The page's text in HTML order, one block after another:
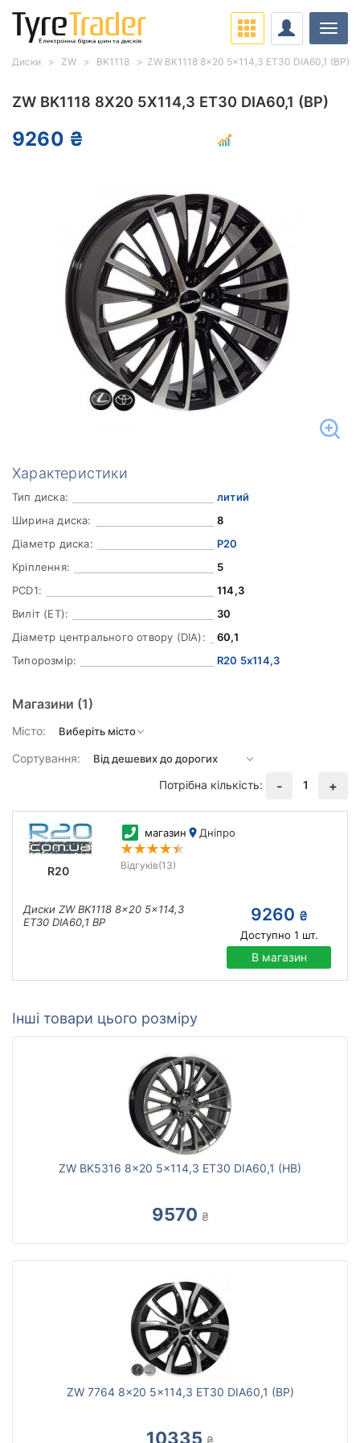
ZW BK1118 8X20 5X114,3 ET30 DIA60,1 (BP)
9260 ₴
Характеристики
Тип диска:
литий
Ширина диска:
8
Діаметр диска:
Р20
Кріплення:
5
PCD1:
114,3
Виліт (ET):
30
Діаметр центрального отвору (DIA):
60,1
Типорозмір:
R20 5x114,3
Магазини (1)
Місто:
Сортування:
Потрібна кількість:
- 1 +
R20
магазин Дніпро
Відгуків(13)
Диски ZW BK1118 8x20 5x114,3
ET30 DIA60,1 BP
9260 ₴
Доступно 1 шт.
В магазин
Інші товари цього розміру
ZW BK5316 8x20 5x114,3 ET30 DIA60,1 (HB)
9570 ₴
ZW 7764 8x20 5x114,3 ET30 DIA60,1 (BP)
10335 ₴
Диски ZW BK1118 ZW BK1118 8x20 5x114,3 ET30 DIA60,1 (BP)